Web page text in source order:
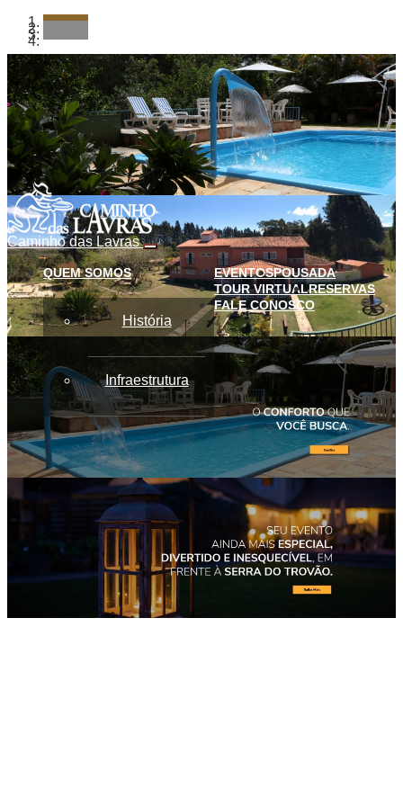
Caminho das Lavras
Alternação
de
menu
QUEM SOMOS
História
Infraestrutura
EVENTOSPOUSADA
TOUR VIRTUALRESERVAS
FALE CONOSCO